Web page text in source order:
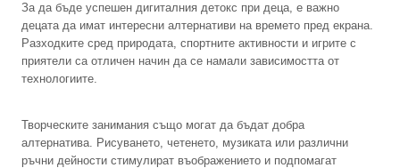
За да бъде успешен дигиталния детокс при деца, е важно
децата да имат интересни алтернативи на времето пред екрана.
Разходките сред природата, спортните активности и игрите с
приятели са отличен начин да се намали зависимостта от
технологиите.
Творческите занимания също могат да бъдат добра
алтернатива. Рисуването, четенето, музиката или различни
ръчни дейности стимулират въображението и подпомагат